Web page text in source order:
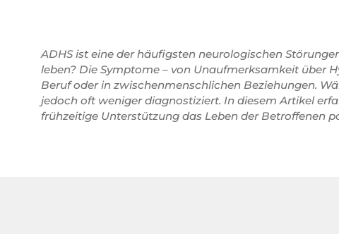
ADHS ist eine der häufigsten neurologischen
leben? Die Symptome – von Unaufmerksamkeit über
Beruf oder in zwischenmenschlichen Beziehungen.
jedoch oft weniger diagnostiziert. In diesem Artikel
frühzeitige Unterstützung das Leben der Betroffenen